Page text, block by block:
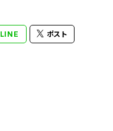
LINE ポスト